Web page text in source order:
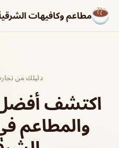
مطاعم وكافيهات
دليلك من
اكتشف أفضل
والمطاعم